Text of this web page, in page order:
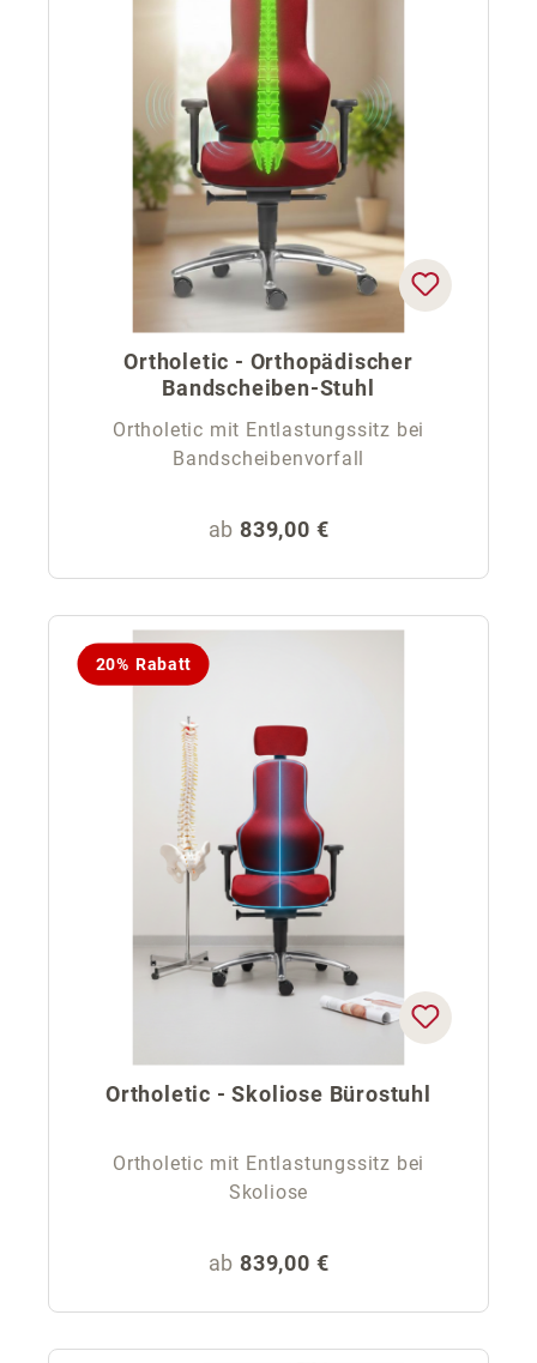
Ortholetic - Orthopädischer
Bandscheiben-Stuhl
Ortholetic mit Entlastungssitz bei
Bandscheibenvorfall
Regulärer Preis:
ab 839,00 €
20% Rabatt
Ortholetic - Skoliose Bürostuhl
Ortholetic mit Entlastungssitz bei
Skoliose
Regulärer Preis:
ab 839,00 €